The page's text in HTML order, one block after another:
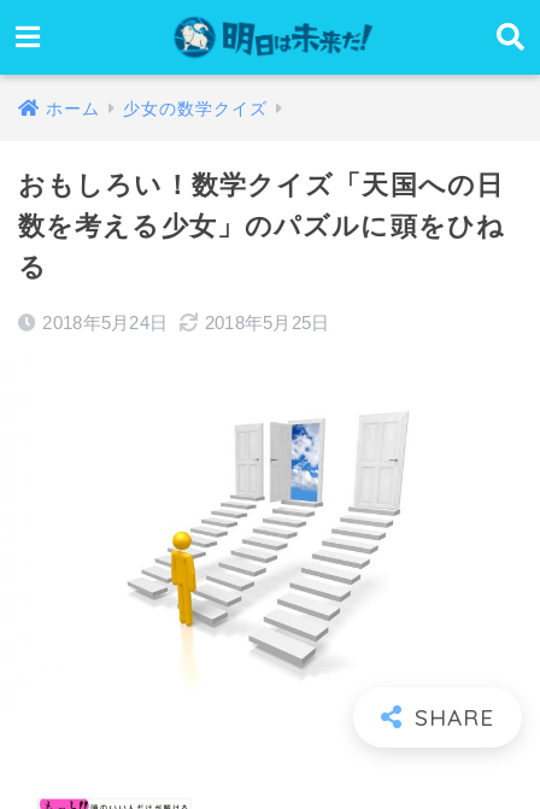
ホーム 少女の数学クイズ
おもしろい！数学クイズ「天国への日
数を考える少女」のパズルに頭をひね
る
2018年5月24日 2018年5月25日